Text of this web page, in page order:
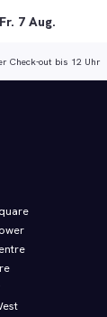
Check-out bis 12 Uhr